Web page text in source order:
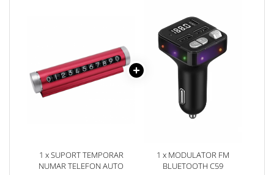
1 x SUPORT TEMPORAR
NUMAR TELEFON AUTO
1 x MODULATOR FM
BLUETOOTH C59